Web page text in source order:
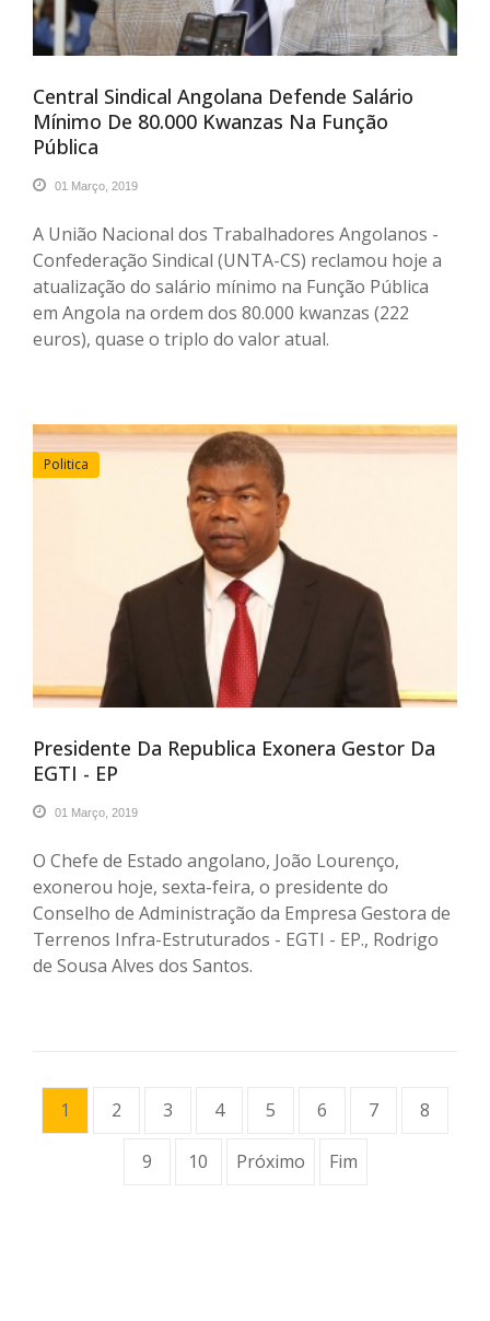
Central Sindical Angolana Defende Salário
Mínimo De 80.000 Kwanzas Na Função
Pública
01 Março, 2019
A União Nacional dos Trabalhadores Angolanos -
Confederação Sindical (UNTA-CS) reclamou hoje a
atualização do salário mínimo na Função Pública
em Angola na ordem dos 80.000 kwanzas (222
euros), quase o triplo do valor atual.
Politica
Presidente Da Republica Exonera Gestor Da
EGTI - EP
01 Março, 2019
O Chefe de Estado angolano, João Lourenço,
exonerou hoje, sexta-feira, o presidente do
Conselho de Administração da Empresa Gestora de
Terrenos Infra-Estruturados - EGTI - EP., Rodrigo
de Sousa Alves dos Santos.
1 2 3 4 5 6 7 8
9 10 Próximo Fim